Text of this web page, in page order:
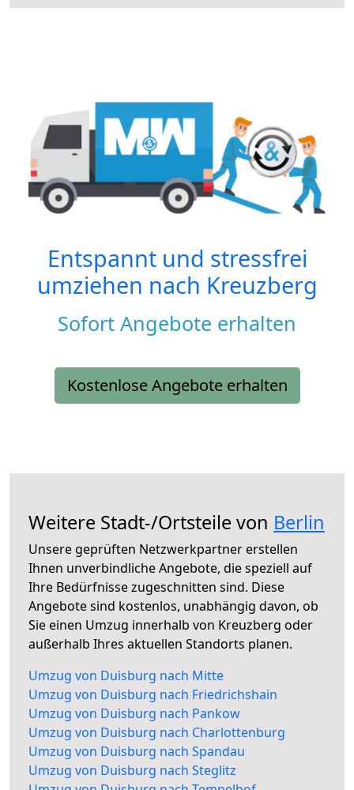
Entspannt und stressfrei
umziehen nach Kreuzberg
Sofort Angebote erhalten
Kostenlose Angebote erhalten
Weitere Stadt-/Ortsteile von Berlin
Unsere geprüften Netzwerkpartner erstellen
Ihnen unverbindliche Angebote, die speziell auf
Ihre Bedürfnisse zugeschnitten sind. Diese
Angebote sind kostenlos, unabhängig davon, ob
Sie einen Umzug innerhalb von Kreuzberg oder
außerhalb Ihres aktuellen Standorts planen.
Umzug von Duisburg nach Mitte
Umzug von Duisburg nach Friedrichshain
Umzug von Duisburg nach Pankow
Umzug von Duisburg nach Charlottenburg
Umzug von Duisburg nach Spandau
Umzug von Duisburg nach Steglitz